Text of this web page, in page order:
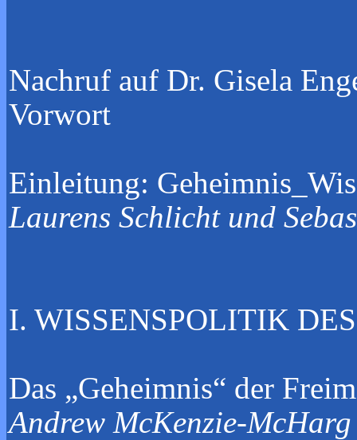
Nachruf auf
Einleitung:
Laurens
I.
Das „Geheimnis“ der
Andrew